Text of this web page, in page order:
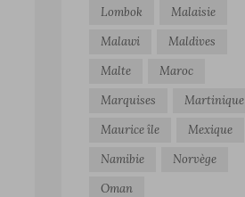
Lombok
Malaisie
Malawi
Maldives
Malte
Maroc
Marquises
Martinique
Maurice île
Mexique
Namibie
Norvège
Oman